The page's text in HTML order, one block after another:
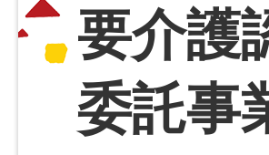
要介護
委託事